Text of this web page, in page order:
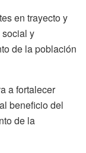
en trayecto y
y
de la población
a fortalecer
beneficio del
de la